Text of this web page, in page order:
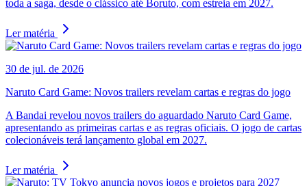
toda a saga, desde o clássico até Boruto, com estreia em 2027.
Ler matéria
30 de jul. de 2026
Naruto Card Game: Novos trailers revelam cartas e regras do jogo
A Bandai revelou novos trailers do aguardado Naruto Card Game,
apresentando as primeiras cartas e as regras oficiais. O jogo de cartas
colecionáveis terá lançamento global em 2027.
Ler matéria